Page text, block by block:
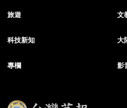
旅遊 文
科技新知 大
專欄 影